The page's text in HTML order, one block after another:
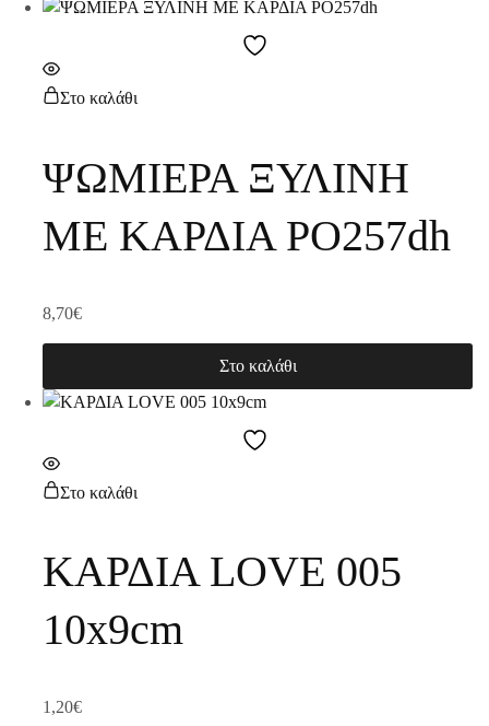
Στο καλάθι
ΨΩΜΙΕΡΑ ΞΥΛΙΝΗ
ΜΕ ΚΑΡΔΙΑ PO257dh
8,70€
Στο καλάθι
Στο καλάθι
ΚΑΡΔΙΑ LOVE 005
10x9cm
1,20€